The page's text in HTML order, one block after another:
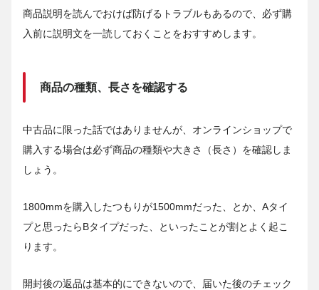
商品説明を読んでおけば防げるトラブルもあるので、必ず購
入前に説明文を一読しておくことをおすすめします。
商品の種類、長さを確認する
中古品に限った話ではありませんが、オンラインショップで
購入する場合は必ず商品の種類や大きさ（長さ）を確認しま
しょう。
1800mmを購入したつもりが1500mmだった、とか、Aタイ
プと思ったらBタイプだった、といったことが割とよく起こ
ります。
開封後の返品は基本的にできないので、届いた後のチェック